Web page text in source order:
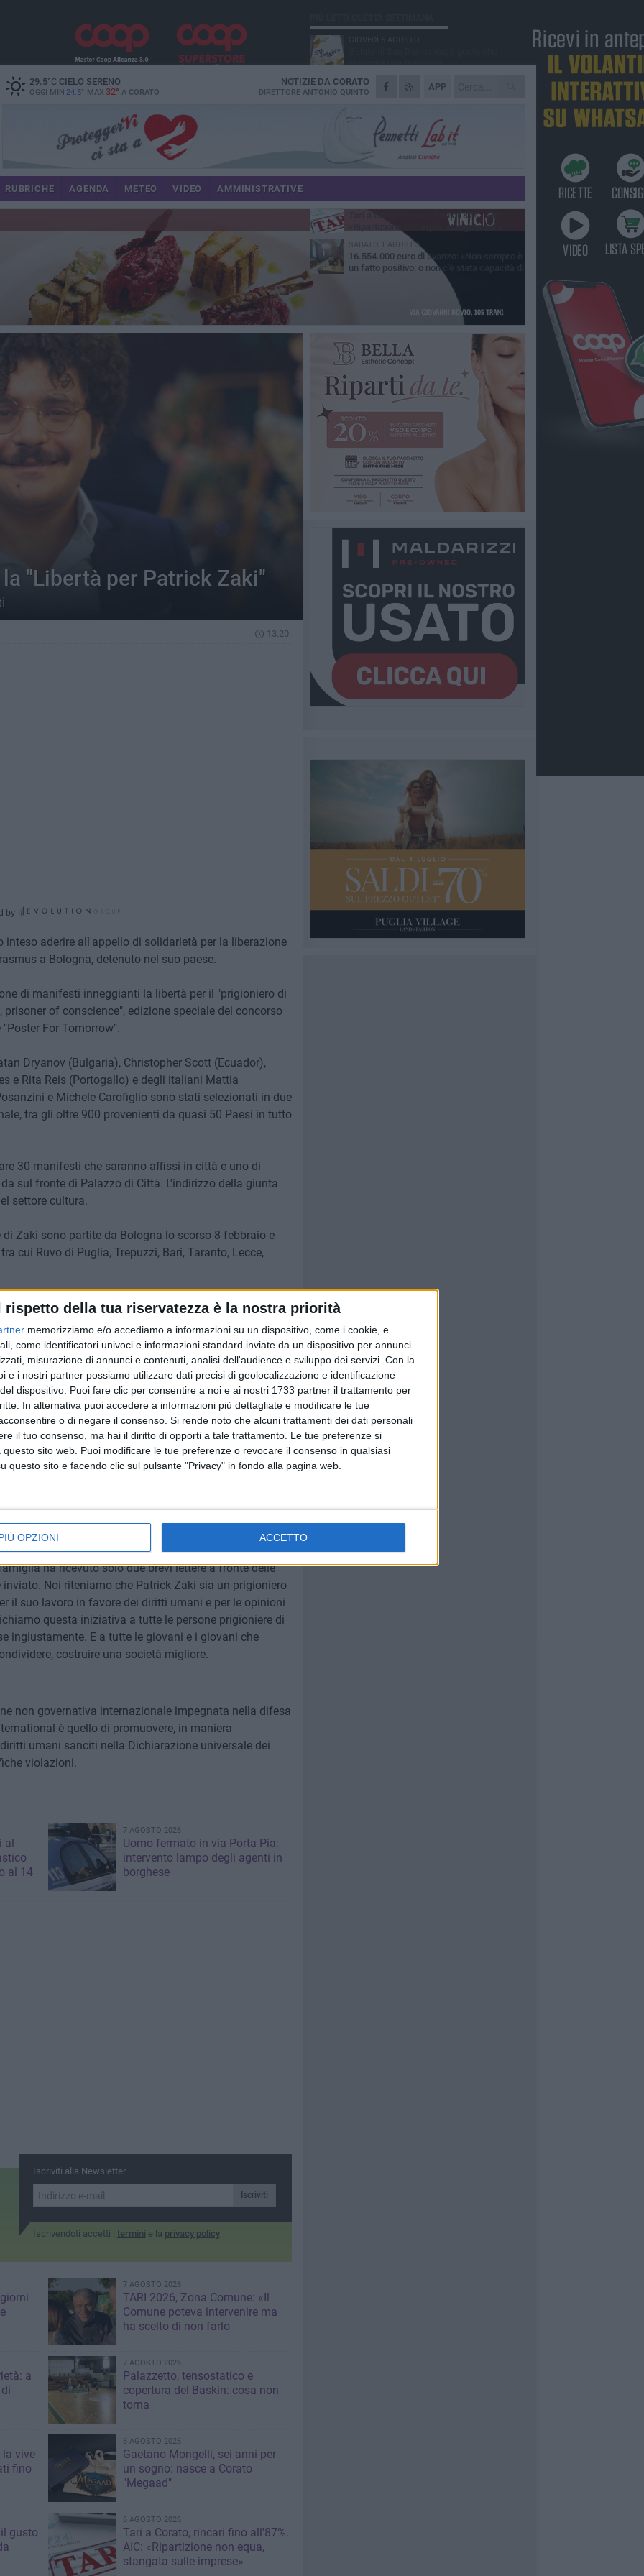
rispetto della tua riservatezza è la nostra priorità
memorizziamo e/o accediamo a informazioni su un dispositivo, come i cookie, e
come identificatori univoci e informazioni standard inviate da un dispositivo per annunci
misurazione di annunci e contenuti, analisi dell'audience e sviluppo dei servizi. Con la
e i nostri partner possiamo utilizzare dati precisi di geolocalizzazione e identificazione
dispositivo. Puoi fare clic per consentire a noi e ai nostri 1733 partner il trattamento per
In alternativa puoi accedere a informazioni più dettagliate e modificare le tue
o di negare il consenso. Si rende noto che alcuni trattamenti dei dati personali
il tuo consenso, ma hai il diritto di opporti a tale trattamento. Le tue preferenze si
sito web. Puoi modificare le tue preferenze o revocare il consenso in qualsiasi
questo sito e facendo clic sul pulsante "Privacy" in fondo alla pagina web.
OPZIONI ACCETTO
29.5°CCIELO SERENO
OGGI MIN 24.5° MAX 32° A CORATO
APP
NOTIZIE DA CORATO
DIRETTORE ANTONIO QUINTO
RUBRICHE AGENDA METEO VIDEO AMMINISTRATIVE
"Libertà per Patrick Zaki"
13.20
by
inteso aderire all'appello di solidarietà per la liberazione
a Bologna, detenuto nel suo paese.
di manifesti inneggianti la libertà per il "prigioniero di
of conscience", edizione speciale del concorso
For Tomorrow".
Dryanov (Bulgaria), Christopher Scott (Ecuador),
e Rita Reis (Portogallo) e degli italiani Mattia
e Michele Carofiglio sono stati selezionati in due
tra gli oltre 900 provenienti da quasi 50 Paesi in tutto
30 manifesti che saranno affissi in città e uno di
sul fronte di Palazzo di Città. L'indirizzo della giunta
settore cultura.
Zaki sono partite da Bologna lo scorso 8 febbraio e
cui Ruvo di Puglia, Trepuzzi, Bari, Taranto, Lecce,
del Gemma (Master Erasmus Mundus che si
dell'Alma Mater Studiorum – Università di Bologna,
atterrato con un volo proveniente dall'Italia. Dopo
il giorno dopo, 8 febbraio, di fronte alla procura della
Il mandato di cattura contiene le accuse di minaccia
illegale, sovversione, diffusione di notizie
estenuanti rinvii, le prime due udienze del processo si
quella di domenica 26, il giovane studente –
per la prima volta dal 7 marzo. Il 25 agosto,
madre, per un breve colloquio. Il 7 dicembre il
del tribunale del Cairo annuncia il rinnovo
dicembre Patrick incontra nuovamente la madre nel
esausto, non ne posso più di stare qui e mi
mentre sono qui invece che con i miei amici a
ha ricevuto solo due brevi lettere a fronte delle
Noi riteniamo che Patrick Zaki sia un prigioniero
il suo lavoro in favore dei diritti umani e per le opinioni
questa iniziativa a tutte le persone prigioniere di
ingiustamente. E a tutte le giovani e i giovani che
costruire una società migliore.
non governativa internazionale impegnata nella difesa
è quello di promuovere, in maniera
umani sanciti nella Dichiarazione universale dei
violazioni.
al
al 14
7 AGOSTO 2026
Uomo fermato in via Porta Pia:
intervento lampo degli agenti in
borghese
Iscriviti alla Newsletter
Iscriviti
Iscrivendoti accetti i termini e la privacy policy
7 AGOSTO 2026
TARI 2026, Zona Comune: «Il
Comune poteva intervenire ma
ha scelto di non farlo
a
7 AGOSTO 2026
Palazzetto, tensostatico e
copertura del Baskin: cosa non
torna
la vive
fino
6 AGOSTO 2026
Gaetano Mongelli, sei anni per
un sogno: nasce a Corato
"Megaad"
gusto
6 AGOSTO 2026
Tari a Corato, rincari fino all'87%.
AIC: «Ripartizione non equa,
stangata sulle imprese»
racconta una leggenda
VENERDÌ 7 AGOSTO
Uomo fermato in via Porta Pia: intervento
GIOVEDÌ 6 AGOSTO
Gaetano Mongelli, sei anni per un sogno:
nasce a Corato "Megaad"
MERCOLEDÌ 5 AGOSTO
Chiuso momentaneamente distributore di
GIOVEDÌ 6 AGOSTO
Tari a Corato, rincari fino all'87%. AIC:
«Ripartizione non equa, stangata sulle
imprese»
SABATO 1 AGOSTO
16.554.000 euro di avanzo: «Non sempre è
un fatto positivo: o non c'è stata capacità di
spesa o le entrate sono state troppo alte»